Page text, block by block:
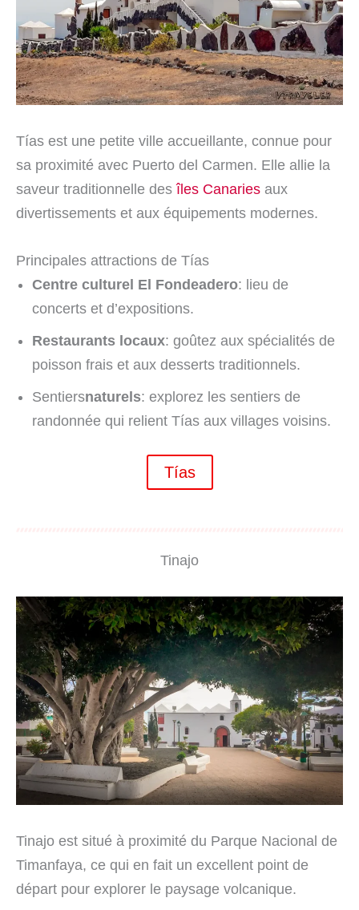
Tías est une petite ville accueillante, connue pour
sa proximité avec Puerto del Carmen. Elle allie la
saveur traditionnelle desîles Canaries aux
divertissements et aux équipements modernes.
Principales attractions de Tías
Centre culturel El Fondeadero: lieu de
concerts et d’expositions.
Restaurants locaux: goûtez aux spécialités de
poisson frais et aux desserts traditionnels.
Sentiersnaturels: explorez les sentiers de
randonnée qui relient Tías aux villages voisins.
Tías
Tinajo
Tinajo est situé à proximité du Parque Nacional de
Timanfaya, ce qui en fait un excellent point de
départ pour explorer le paysage volcanique.